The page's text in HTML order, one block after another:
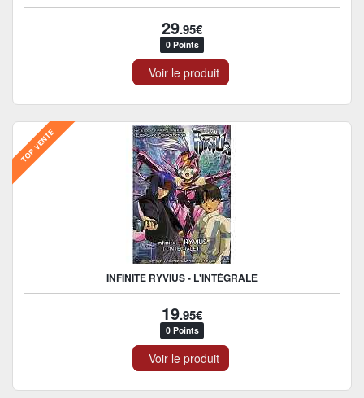
29.95€
0 Points
Voir le produit
TOP VENTE
INFINITE RYVIUS - L'INTÉGRALE
19.95€
0 Points
Voir le produit